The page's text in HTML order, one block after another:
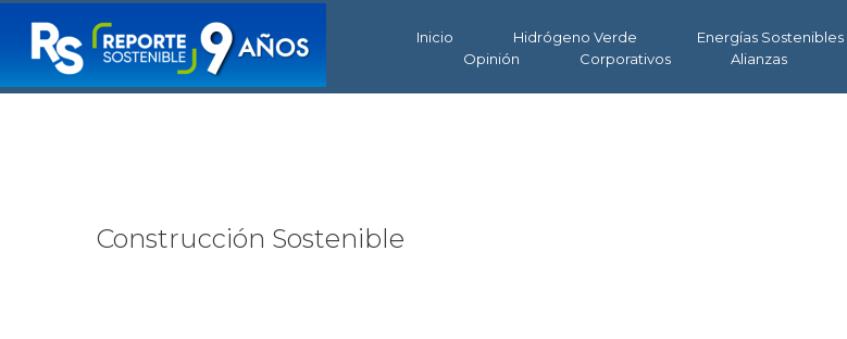
Inicio Hidrógeno Verde Energías Sostenibles
Opinión
Corporativos Alianzas
Construcción Sostenible